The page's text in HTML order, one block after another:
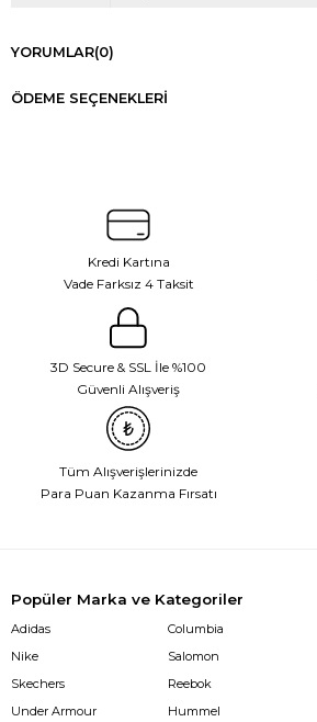
YORUMLAR(0)
ÖDEME SEÇENEKLERI
Kredi Kartına
Vade Farksız 4 Taksit
3D Secure & SSL İle %100
Güvenli Alışveriş
Tüm Alışverişlerinizde
Para Puan Kazanma Fırsatı
Popüler Marka ve Kategoriler
Adidas
Nike
Skechers
Under Armour
Columbia
Salomon
Reebok
Hummel